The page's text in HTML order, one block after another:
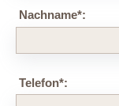
Nachname*:
Telefon*: